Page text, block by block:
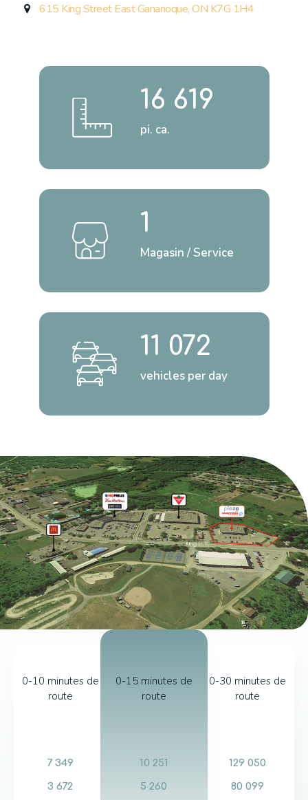
615 King Street East Gananoque, ON K7G 1H4
16 619
pi. ca.
1
Magasin / Service
11 072
vehicles per day
0-10 minutes de
route
7 349
3 672
0-15 minutes de
route
10 251
5 260
0-30 minutes de
route
129 050
80 099